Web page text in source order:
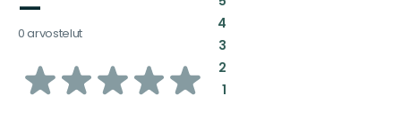
—
0 arvostelut
/5
4:
3:
2:
1: